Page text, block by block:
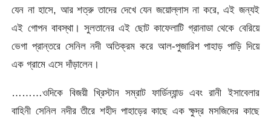
যেন না হাসে, আর শত্রু তাদের দেখে যেন জয়োল্লাস না করে, এই জন্যই
এই গোপন বাবস্থা। সুলতানের এই ছোট কাফেলাটি গ্রানাডা থেকে বেরিয়ে
ভেগা প্রান্তরে সেনিল নদী অতিক্রম করে আল-পুজারিশ পাহাড় পাড়ি দিয়ে
এক গ্রামে এসে দাঁড়ালেন।
………ওদিকে বিজয়ী খ্রিস্টান সম্রাট ফার্ডিন্যান্ড এবং রানী ইসাবেলার
বাহিনী সেনিল নদীর তীরে শহীদ পাহাড়ের কাছে এক ক্ষুদ্র মসজিদের কাছে